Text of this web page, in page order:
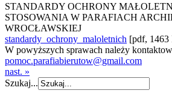
STANDARDY OCHRONY
STOSOWANIA W PARAFIACH
WROCŁAWSKIEJ
standardy_ochrony_maloletnich [pdf,
W powyższych sprawach należy
pomoc.parafiabierutow@gmail.com
nast. »
Szukaj...